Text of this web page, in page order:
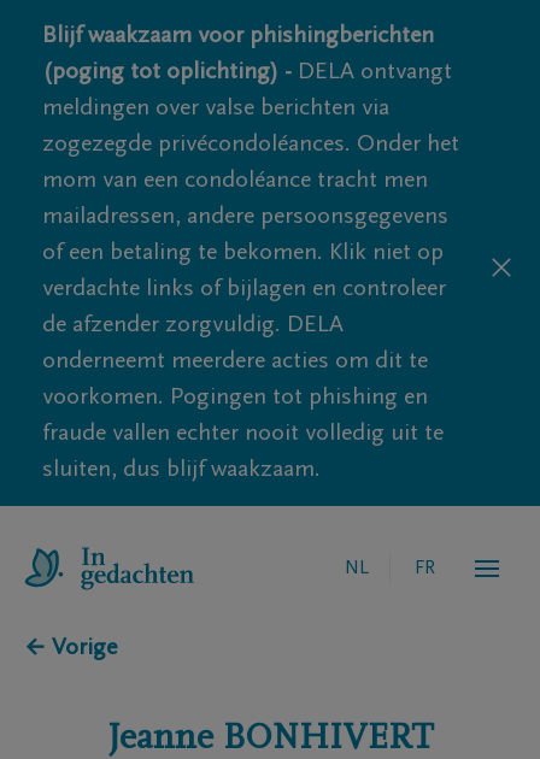
Blijf waakzaam voor phishingberichten
(poging tot oplichting) - DELA ontvangt
meldingen over valse berichten via
zogezegde privécondoléances. Onder het
mom van een condoléance tracht men
mailadressen, andere persoonsgegevens
of een betaling te bekomen. Klik niet op
verdachte links of bijlagen en controleer
de afzender zorgvuldig. DELA
onderneemt meerdere acties om dit te
voorkomen. Pogingen tot phishing en
fraude vallen echter nooit volledig uit te
sluiten, dus blijf waakzaam.
NL FR
← Vorige
Jeanne BONHIVERT